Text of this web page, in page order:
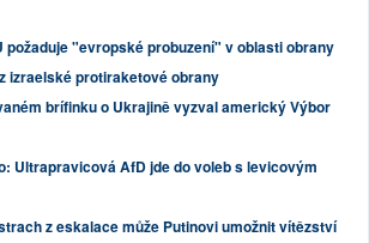
požaduje "evropské probuzení" v oblasti obrany
izraelské protiraketové obrany
brífinku o Ukrajině vyzval americký Výbor
Ultrapravicová AfD jde do voleb s levicovým
z eskalace může Putinovi umožnit vítězství